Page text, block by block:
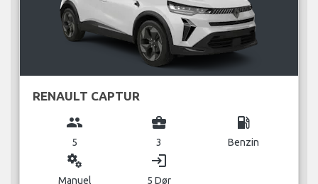
RENAULT CAPTUR
group
5
business_center
3
local_gas_station
Benzin
miscellaneous_services
Manuel
login
5 Dør